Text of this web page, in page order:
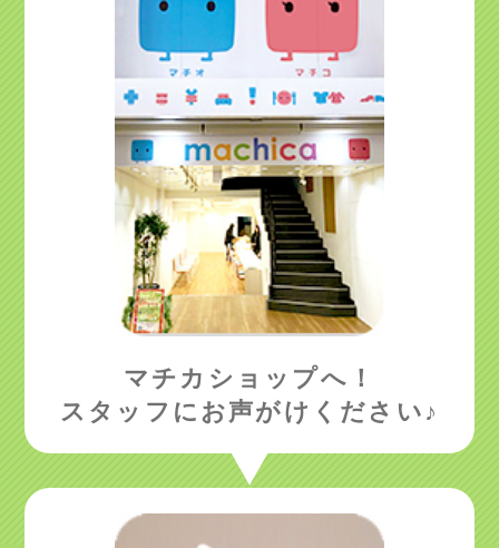
マチカショップへ！
スタッフにお声がけ ください♪